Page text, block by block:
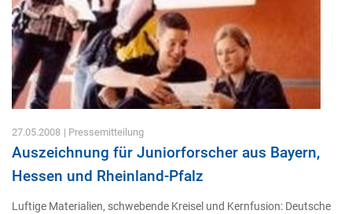
27.05.2008 | Pressemitteilung
Auszeichnung für Juniorforscher aus Bayern,
Hessen und Rheinland-Pfalz
Luftige Materialien, schwebende Kreisel und Kernfusion: Deutsche